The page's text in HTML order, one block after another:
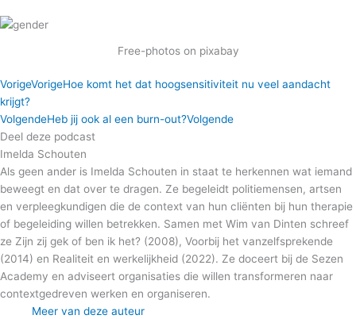
Free-photos on pixabay
VorigeVorigeHoe komt het dat hoogsensitiviteit nu veel aandacht
krijgt?
VolgendeHeb jij ook al een burn-out?Volgende
Deel deze podcast
Imelda Schouten
Als geen ander is Imelda Schouten in staat te herkennen wat iemand
beweegt en dat over te dragen. Ze begeleidt politiemensen, artsen
en verpleegkundigen die de context van hun cliënten bij hun therapie
of begeleiding willen betrekken. Samen met Wim van Dinten schreef
ze Zijn zij gek of ben ik het? (2008), Voorbij het vanzelfsprekende
(2014) en Realiteit en werkelijkheid (2022). Ze doceert bij de Sezen
Academy en adviseert organisaties die willen transformeren naar
contextgedreven werken en organiseren.
Meer van deze auteur